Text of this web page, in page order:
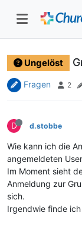
Ungelöst
Fragen 2
D d.stobbe
Wie kann ich die
angemeldeten
Im Moment sieht
Anmeldung zur
sich.
Irgendwie finde